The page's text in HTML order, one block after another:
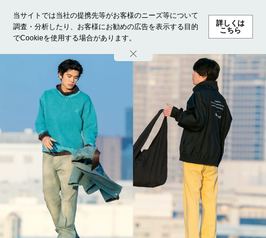
当サイトでは当社の提携先等がお客様のニーズ等について
調査・分析したり、お客様にお勧めの広告を表示する目的
でCookieを使用する場合があります。
詳しくは
こちら
ホーム モデル募集 ランキング ファッション ビューテ